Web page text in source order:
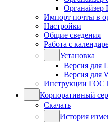
Органайзер
Импорт почты в
Настройки
Общие сведения
Работа с
Установка
Версия для
Версия для
Инструкции
Корпоративный
Скачать
История